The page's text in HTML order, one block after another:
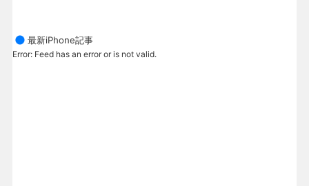
最新iPhone記事
Error: Feed has an error or is not valid.